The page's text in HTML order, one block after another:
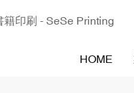
印刷 - SeSe Printing
HOME